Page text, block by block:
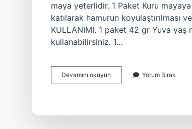
maya yeterlidir. 1 Paket Kuru
katılarak hamurun koyulaştırılması
KULLANIMI. 1 paket 42 gr Yuva yaş
kullanabilirsiniz. 1…
Devamını okuyun
Kilo
Yorum Bırak